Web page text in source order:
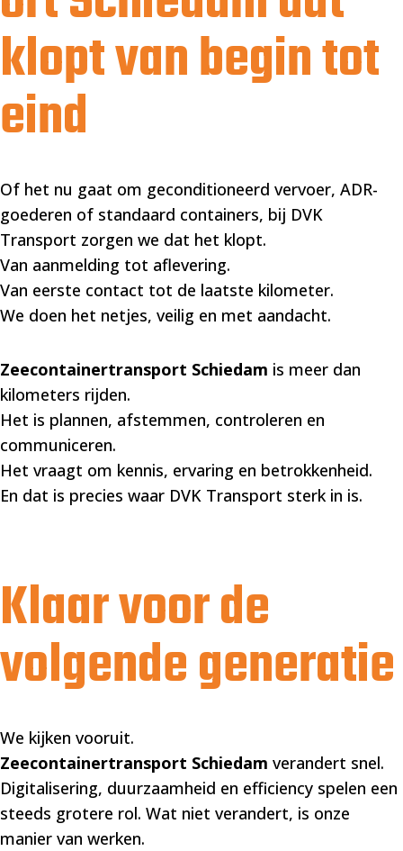
klopt van begin tot
eind
Of het nu gaat om geconditioneerd vervoer, ADR-
goederen of standaard containers, bij DVK
Transport zorgen we dat het klopt.
Van aanmelding tot aflevering.
Van eerste contact tot de laatste kilometer.
We doen het netjes, veilig en met aandacht.
Zeecontainertransport Schiedam is meer dan
kilometers rijden.
Het is plannen, afstemmen, controleren en
communiceren.
Het vraagt om kennis, ervaring en betrokkenheid.
En dat is precies waar DVK Transport sterk in is.
Klaar voor de
volgende generatie
We kijken vooruit.
Zeecontainertransport Schiedam verandert snel.
Digitalisering, duurzaamheid en efficiency spelen een
steeds grotere rol. Wat niet verandert, is onze
manier van werken.